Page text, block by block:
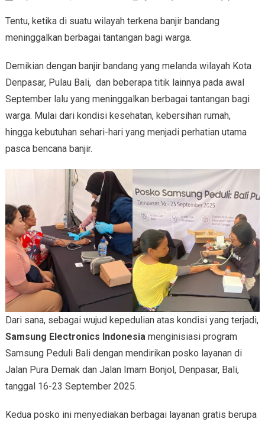
Tentu, ketika di suatu wilayah terkena banjir bandang
meninggalkan berbagai tantangan bagi warga.
Demikian dengan banjir bandang yang melanda wilayah Kota
Denpasar, Pulau Bali, dan beberapa titik lainnya pada awal
September lalu yang meninggalkan berbagai tantangan bagi
warga. Mulai dari kondisi kesehatan, kebersihan rumah,
hingga kebutuhan sehari-hari yang menjadi perhatian utama
pasca bencana banjir.
Dari sana, sebagai wujud kepedulian atas kondisi yang terjadi,
Samsung Electronics Indonesiamenginisiasi program
Samsung Peduli Bali dengan mendirikan posko layanan di
Jalan Pura Demak dan Jalan Imam Bonjol, Denpasar, Bali,
tanggal 16-23 September 2025.
Kedua posko ini menyediakan berbagai layanan gratis berupa